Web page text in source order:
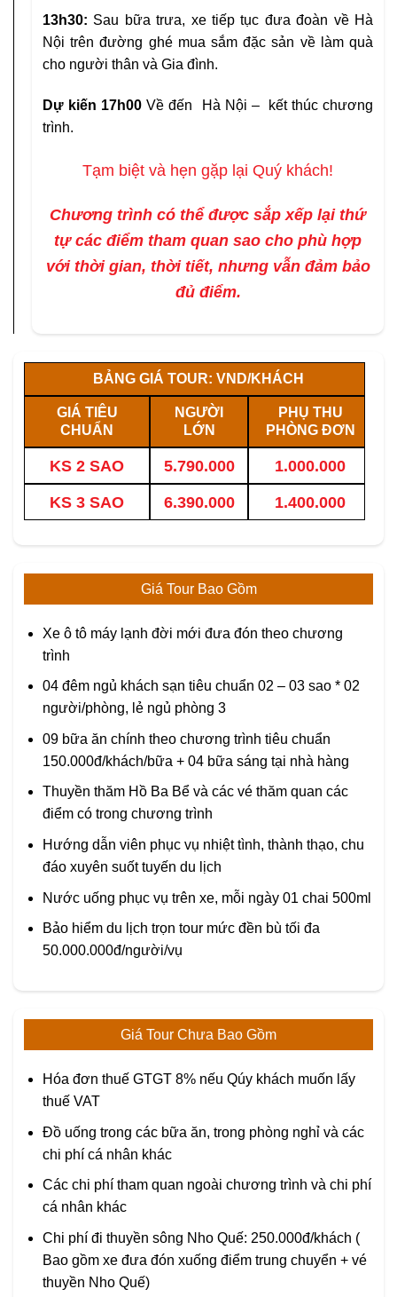
13h30: Sau bữa trưa, xe tiếp tục đưa đoàn về Hà
Nội trên đường ghé mua sắm đặc sản về làm quà
cho người thân và Gia đình.
Dự kiến 17h00Về đến Hà Nội – kết thúc chương
trình.
Tạm biệt và hẹn gặp lại Quý khách!
Chương trình có thể được sắp xếp lại thứ
tự các điểm tham quan sao cho phù hợp
với thời gian, thời tiết, nhưng vẫn đảm bảo
đủ điểm.
BẢNG GIÁ TOUR: VND/KHÁCH
GIÁ TIÊU
CHUẨN
NGƯỜI
LỚN
PHỤ THU
PHÒNG ĐƠN
KS 2 SAO 5.790.000
1.000.000
KS 3 SAO
6.390.000 1.400.000
Giá Tour Bao Gồm
Xe ô tô máy lạnh đời mới đưa đón theo chương
trình
04 đêm ngủ khách sạn tiêu chuẩn 02 – 03 sao * 02
người/phòng, lẻ ngủ phòng 3
09 bữa ăn chính theo chương trình tiêu chuẩn
150.000đ/khách/bữa + 04 bữa sáng tại nhà hàng
Thuyền thăm Hồ Ba Bể và các vé thăm quan các
điểm có trong chương trình
Hướng dẫn viên phục vụ nhiệt tình, thành thạo, chu
đáo xuyên suốt tuyến du lịch
Nước uống phục vụ trên xe, mỗi ngày 01 chai 500ml
Bảo hiểm du lịch trọn tour mức đền bù tối đa
50.000.000đ/người/vụ
Giá Tour Chưa Bao Gồm
Hóa đơn thuế GTGT 8% nếu Qúy khách muốn lấy
thuế VAT
Đồ uống trong các bữa ăn, trong phòng nghỉ và các
chi phí cá nhân khác
Các chi phí tham quan ngoài chương trình và chi phí
cá nhân khác
Chi phí đi thuyền sông Nho Quế: 250.000đ/khách (
Bao gồm xe đưa đón xuống điểm trung chuyển + vé
thuyền Nho Quế)